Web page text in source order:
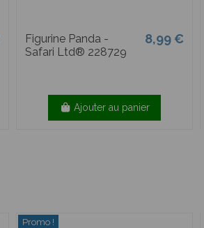
Figurine Panda -
Safari Ltd® 228729
8,99 €
Ajouter au panier
Promo !